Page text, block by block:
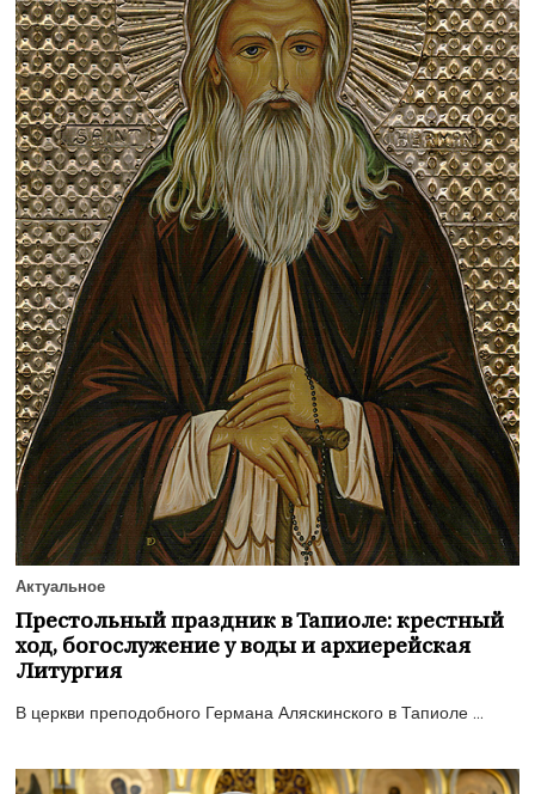
Актуальное
Престольный праздник в Тапиоле: крестный
ход, богослужение у воды и архиерейская
Литургия
В церкви преподобного Германа Аляскинского в Тапиоле ...